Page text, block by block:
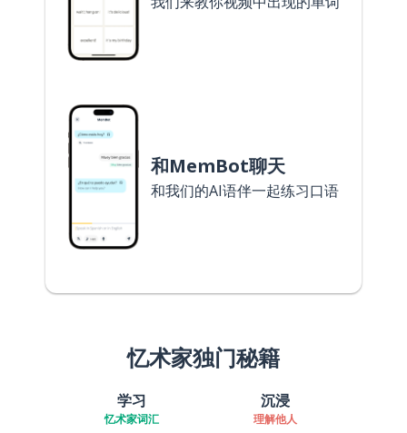
和MemBot聊天
和我们的AI语伴一起练习口语
忆术家独门秘籍
学习
忆术家词汇
沉浸
理解他人